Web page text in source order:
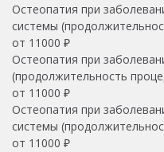
Остеопатия при
системы
от 11000 ₽
Остеопатия при
(продолжительность
от 11000 ₽
Остеопатия при
системы
от 11000 ₽